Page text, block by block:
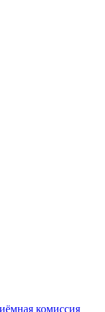
комиссия